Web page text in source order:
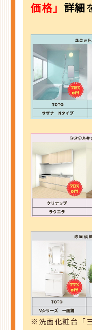
価格」 詳細
※洗面化粧台「